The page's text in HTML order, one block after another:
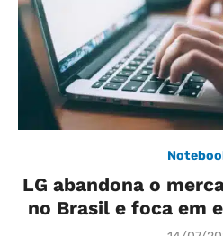
LG abandona o
no Brasil e foca em